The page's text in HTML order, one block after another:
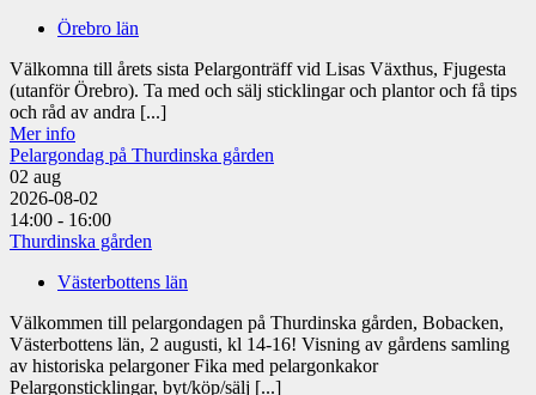
Örebro län
Välkomna till årets sista Pelargonträff vid Lisas Växthus, Fjugesta
(utanför Örebro). Ta med och sälj sticklingar och plantor och få tips
och råd av andra [...]
Mer info
Pelargondag på Thurdinska gården
02 aug
2026-08-02
14:00 - 16:00
Thurdinska gården
Västerbottens län
Välkommen till pelargondagen på Thurdinska gården, Bobacken,
Västerbottens län, 2 augusti, kl 14-16! Visning av gårdens samling
av historiska pelargoner Fika med pelargonkakor
Pelargonsticklingar, byt/köp/sälj [...]